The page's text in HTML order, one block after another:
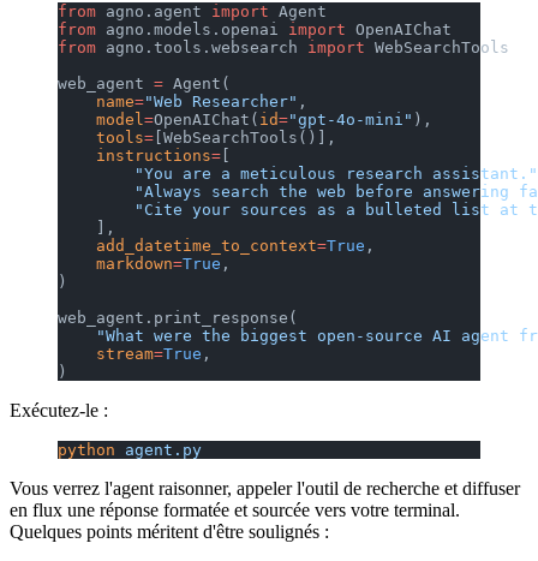
from agno.agent import Agent
from agno.models.openai import OpenAIChat
from agno.tools.websearch import WebSearchTools
web_agent = Agent(
    name
="Web Researcher" ,
    model
=OpenAIChat( id="gpt-4o-mini" ),
    tools
= [WebSearchTools()],
    instructions
=
        "You are a meticulous research assistant."
"Always search the web before answering
"Cite your sources as a bulleted list at
    ],
    add_datetime_to_context
=True ,
    markdown
=True ,
)
web_agent.print_response(
"What were the biggest open-source AI agent
    stream
=True ,
)
Exécutez-le :
python agent.py
Vous verrez l'agent raisonner, appeler l'outil de recherche et diffuser
en flux une réponse formatée et sourcée vers votre terminal.
Quelques points méritent d'être soulignés :